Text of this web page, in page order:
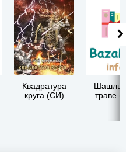
Квадратура
круга (СИ)
траве